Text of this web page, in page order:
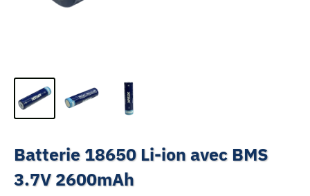
Batterie 18650 Li-ion avec BMS
3.7V 2600mAh